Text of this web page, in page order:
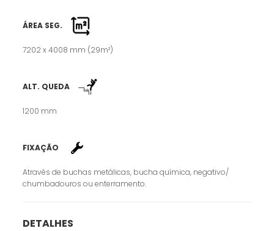
ÁREA SEG.
7202 x 4008 mm (29m²)
ALT. QUEDA
1200 mm
FIXAÇÃO
Através de buchas metálicas, bucha química, negativo/
chumbadouros ou enterramento.
DETALHES